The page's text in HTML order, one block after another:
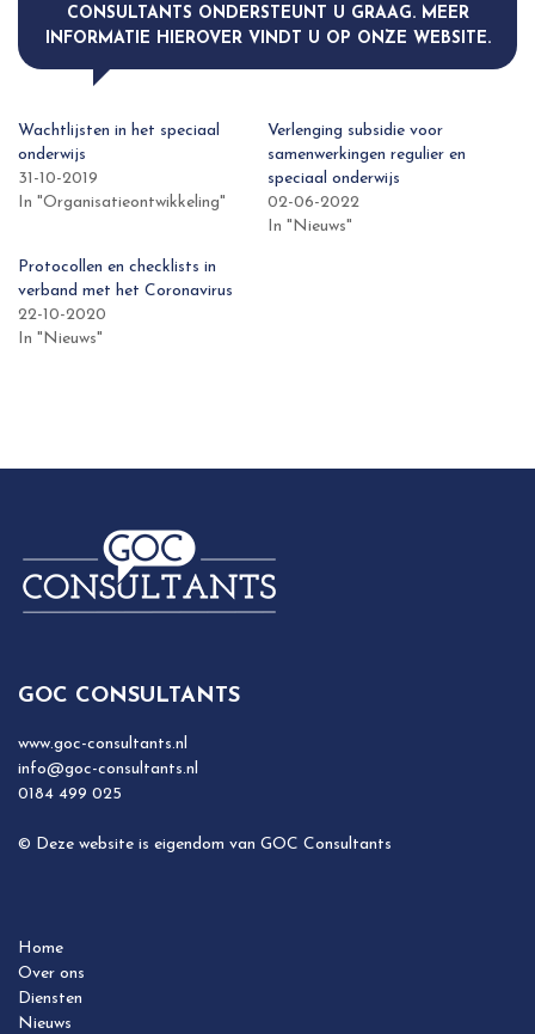
CONSULTANTS ONDERSTEUNT U GRAAG. MEER
INFORMATIE HIEROVER VINDT U OP ONZE WEBSITE.
Wachtlijsten in het speciaal
onderwijs
31-10-2019
In "Organisatieontwikkeling"
Verlenging subsidie voor
samenwerkingen regulier en
speciaal onderwijs
02-06-2022
In "Nieuws"
Protocollen en checklists in
verband met het Coronavirus
22-10-2020
In "Nieuws"
GOC CONSULTANTS
www.goc-consultants.nl
info@goc-consultants.nl
0184 499 025
© Deze website is eigendom van GOC Consultants
Home
Over ons
Diensten
Nieuws